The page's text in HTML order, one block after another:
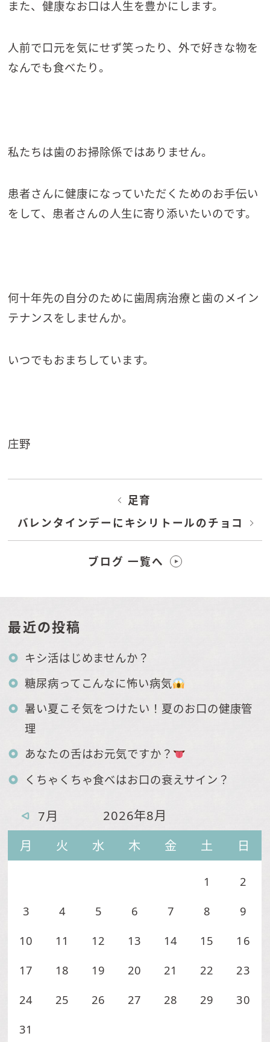
また、健康なお口は人生を豊かにします。
人前で口元を気にせず笑ったり、外で好きな物を
なんでも食べたり。
私たちは歯のお掃除係ではありません。
患者さんに健康になっていただくためのお手伝い
をして、患者さんの人生に寄り添いたいのです。
何十年先の自分のために歯周病治療と歯のメイン
テナンスをしませんか。
いつでもおまちしています。
庄野
足育
バレンタインデーにキシリトールのチョコ
ブログ 一覧へ
最近の投稿
キシ活はじめませんか？
糖尿病ってこんなに怖い病気
暑い夏こそ気をつけたい！夏のお口の健康管
理
あなたの舌はお元気ですか？
くちゃくちゃ食べはお口の衰えサイン？
2026年8月
月
火 水 木 金 土 日
7月
1
2
3
4 5 6 7 8
9
10
11 12 13 14 15
16
17
18 19 20 21 22
23
24
25 26 27 28 29
30
31